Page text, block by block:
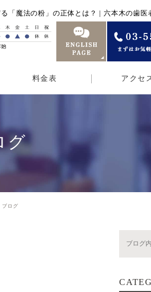
「魔法の粉」の正体とは？ | 六本木の歯
料金表 アクセ
グ
ブログ